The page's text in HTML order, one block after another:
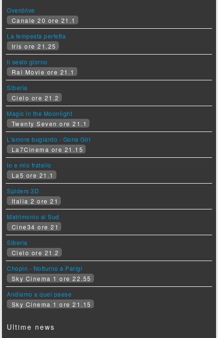
Overdrive
Canale 20 ore 21.1
La tempesta perfetta
Iris ore 21.25
Il sesto giorno
Rai Movie ore 21.1
Siberia
Cielo ore 21.2
Magic in the Moonlight
Twenty Seven ore 21.1
L'amore bugiardo - Gone Girl
La7Cinema ore 21.15
Io e mio fratello
La5 ore 21.1
Spiders 3D
Italia 2 ore 21
Matrimonio al Sud
Cine34 ore 21
Siberia
Cielo ore 21.2
Chopin - Notturno a Parigi
Sky Cinema 1 ore 22.55
Andiamo a quel paese
Sky Cinema 1 ore 21.15
Ultime news